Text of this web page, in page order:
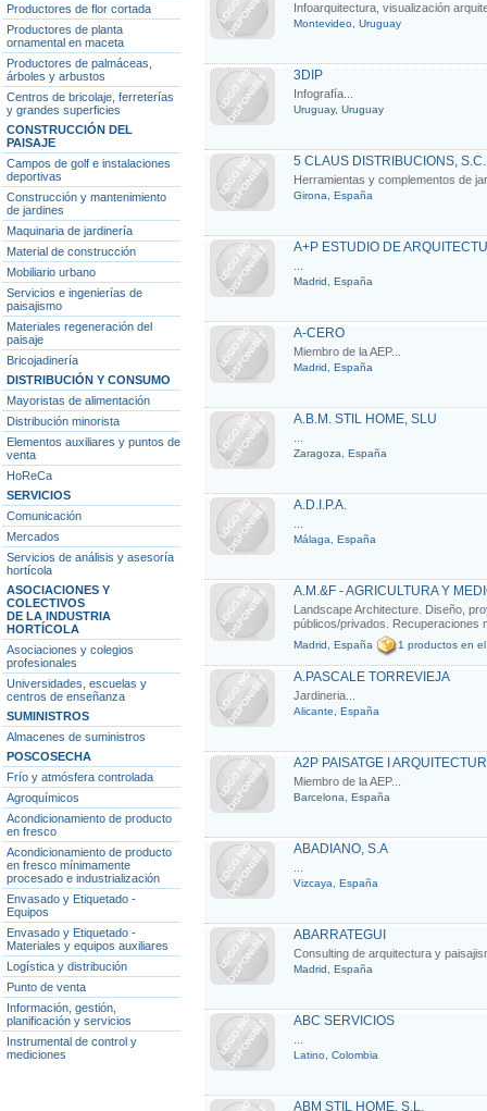
Productores de flor cortada
Productores de planta
ornamental en maceta
Productores de palmáceas,
árboles y arbustos
Centros de bricolaje, ferreterías
y grandes superficies
CONSTRUCCIÓN DEL
PAISAJE
Campos de golf e instalaciones
deportivas
Construcción y mantenimiento
de jardines
Maquinaria de jardinería
Material de construcción
Mobiliario urbano
Servicios e ingenierías de
paisajismo
Materiales regeneración del
paisaje
Bricojadinería
DISTRIBUCIÓN Y CONSUMO
Mayoristas de alimentación
Distribución minorista
Elementos auxiliares y puntos de
venta
HoReCa
SERVICIOS
Comunicación
Mercados
Servicios de análisis y asesoría
hortícola
ASOCIACIONES Y
COLECTIVOS
DE LA INDUSTRIA
HORTÍCOLA
Asociaciones y colegios
profesionales
Universidades, escuelas y
centros de enseñanza
SUMINISTROS
Almacenes de suministros
POSCOSECHA
Frío y atmósfera controlada
Agroquímicos
Acondicionamiento de producto
en fresco
Acondicionamiento de producto
en fresco mínimamente
procesado e industrialización
Envasado y Etiquetado -
Equipos
Envasado y Etiquetado -
Materiales y equipos auxiliares
Logística y distribución
Punto de venta
Información, gestión,
planificación y servicios
Instrumental de control y
mediciones
Infoarquitectura, visualización
Montevideo, Uruguay
3DIP
Infografía...
Uruguay, Uruguay
5 CLAUS DISTRIBUCIONS, S.C.
Herramientas y complementos de
Girona, España
A+P ESTUDIO DE
Madrid, España
A-CERO
Miembro de la AEP...
Madrid, España
A.B.M. STIL HOME, SLU
Zaragoza, España
A.D.I.P.A.
Málaga, España
A.M.&F - AGRICULTURA Y
Landscape Architecture. Diseño,
públicos/privados. Recuperaciones
Madrid, España 1 productos en
A.PASCALE TORREVIEJA
Jardineria...
Alicante, España
A2P PAISATGE I
Miembro de la AEP...
Barcelona, España
ABADIANO, S.A
Vizcaya, España
ABARRATEGUI
Consulting de arquitectura y
Madrid, España
ABC SERVICIOS
Latino, Colombia
ABM STIL HOME, S.L.